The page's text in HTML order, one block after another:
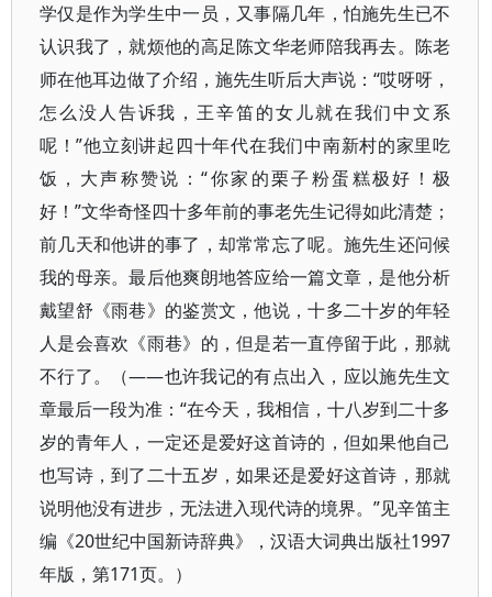
学仅是作为学生中一员，又事隔几年，怕施先生已不
认识我了，就烦他的高足陈文华老师陪我再去。陈老
师在他耳边做了介绍，施先生听后大声说：“哎呀呀，
怎么没人告诉我，王辛笛的女儿就在我们中文系
呢！”他立刻讲起四十年代在我们中南新村的家里吃
饭，大声称赞说：“你家的栗子粉蛋糕极好！极
好！”文华奇怪四十多年前的事老先生记得如此清楚；
前几天和他讲的事了，却常常忘了呢。施先生还问候
我的母亲。最后他爽朗地答应给一篇文章，是他分析
戴望舒《雨巷》的鉴赏文，他说，十多二十岁的年轻
人是会喜欢《雨巷》的，但是若一直停留于此，那就
不行了。（——也许我记的有点出入，应以施先生文
章最后一段为准：“在今天，我相信，十八岁到二十多
岁的青年人，一定还是爱好这首诗的，但如果他自己
也写诗，到了二十五岁，如果还是爱好这首诗，那就
说明他没有进步，无法进入现代诗的境界。”见辛笛主
编《20世纪中国新诗辞典》，汉语大词典出版社1997
年版，第171页。）